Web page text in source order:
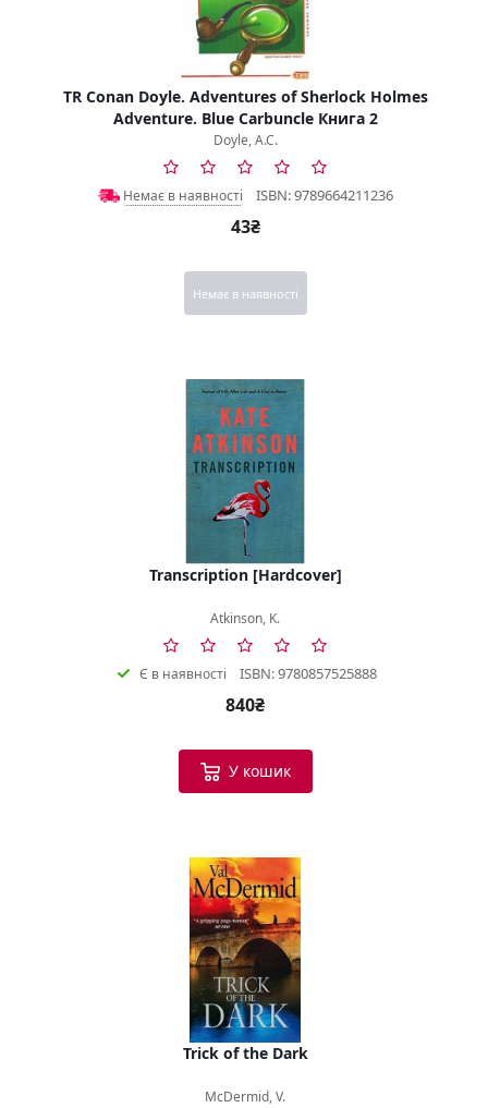
TR Conan Doyle. Adventures of Sherlock Holmes
Adventure. Blue Carbuncle Книга 2
Doyle, A.C.
Немає в наявності ISBN: 9789664211236
43₴
Немає в наявності
Transcription [Hardcover]
Atkinson, K.
Є в наявності ISBN: 9780857525888
840₴
У кошик
Trick of the Dark
McDermid, V.